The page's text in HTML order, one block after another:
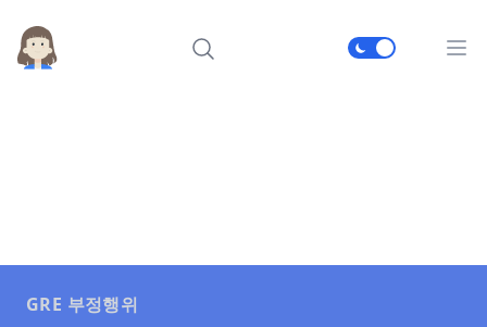
메
GRE 부정행위